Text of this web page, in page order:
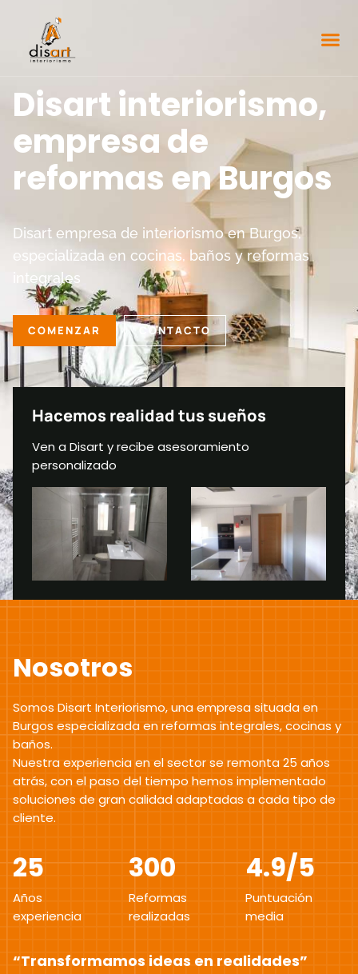
Disart interiorismo,
empresa de
reformas en Burgos
Disart empresa de interiorismo en Burgos,
especializada en cocinas, baños y reformas
integrales
COMENZAR CONTACTO
Hacemos realidad tus sueños
Ven a Disart y recibe asesoramiento
personalizado
Nosotros
Somos Disart Interiorismo, una empresa situada en
Burgos especializada en reformas integrales, cocinas y
baños.
Nuestra experiencia en el sector se remonta 25 años
atrás, con el paso del tiempo hemos implementado
soluciones de gran calidad adaptadas a cada tipo de
cliente.
25
Años
experiencia
300
Reformas
realizadas
4.9/5
Puntuación
media
“Transformamos ideas en realidades”